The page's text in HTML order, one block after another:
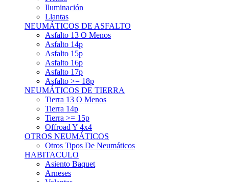
Iluminación
Llantas
NEUMÁTICOS DE ASFALTO
Asfalto 13 O Menos
Asfalto 14p
Asfalto 15p
Asfalto 16p
Asfalto 17p
Asfalto >= 18p
NEUMÁTICOS DE TIERRA
Tierra 13 O Menos
Tierra 14p
Tierra >= 15p
Offroad Y 4x4
OTROS NEUMÁTICOS
Otros Tipos De Neumáticos
HABITACULO
Asiento Baquet
Arneses